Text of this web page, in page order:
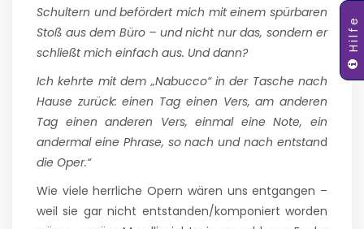
Hilfe
Schultern und befördert mich mit einem spürbaren
Stoß aus dem Büro – und nicht nur das, sondern er
schließt mich einfach aus. Und dann?
Ich kehrte mit dem „Nabucco“ in der Tasche nach
Hause zurück: einen Tag einen Vers, am anderen
Tag einen anderen Vers, einmal eine Note, ein
andermal eine Phrase, so nach und nach entstand
die Oper.“
Wie viele herrliche Opern wären uns entgangen –
weil sie gar nicht entstanden/komponiert worden